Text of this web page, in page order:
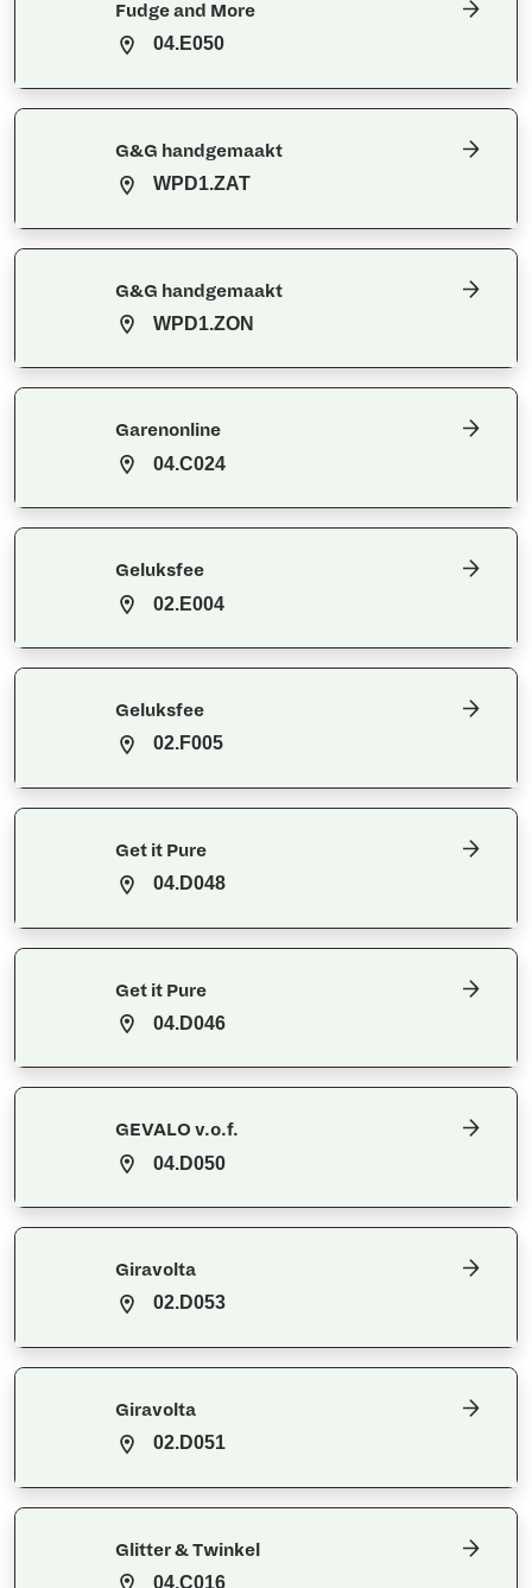
Fudge and More
04.E050
G&G handgemaakt
WPD1.ZAT
G&G handgemaakt
WPD1.ZON
Garenonline
04.C024
Geluksfee
02.E004
Geluksfee
02.F005
Get it Pure
04.D048
Get it Pure
04.D046
GEVALO v.o.f.
04.D050
Giravolta
02.D053
Giravolta
02.D051
Glitter & Twinkel
04.C016